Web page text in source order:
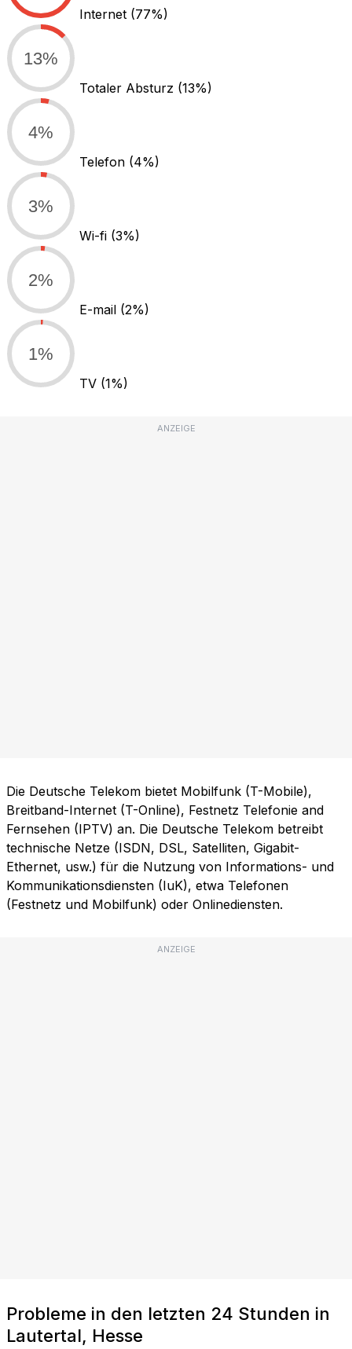
Internet (77%)
13%
Totaler Absturz (13%)
4%
Telefon (4%)
3%
Wi-fi (3%)
2%
E-mail (2%)
1%
TV (1%)
ANZEIGE
Die Deutsche Telekom bietet Mobilfunk (T-Mobile),
Breitband-Internet (T-Online), Festnetz Telefonie and
Fernsehen (IPTV) an. Die Deutsche Telekom betreibt
technische Netze (ISDN, DSL, Satelliten, Gigabit-
Ethernet, usw.) für die Nutzung von Informations- und
Kommunikationsdiensten (IuK), etwa Telefonen
(Festnetz und Mobilfunk) oder Onlinediensten.
ANZEIGE
Probleme in den letzten 24 Stunden in
Lautertal, Hesse